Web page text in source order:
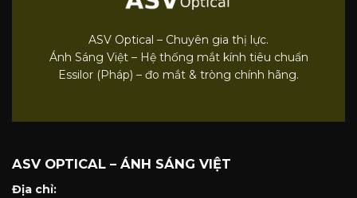
ASV Optical – Chuyên gia thị lực.
Ánh Sáng Việt – Hệ thống mắt kính tiêu chuẩn
Essilor (Pháp) – đo mắt & tròng chính hãng.
ASV OPTICAL – ÁNH SÁNG VIỆT
Địa chỉ: